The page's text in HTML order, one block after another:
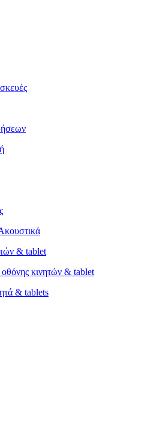
& tablet
κινητών & tablet
& tablets